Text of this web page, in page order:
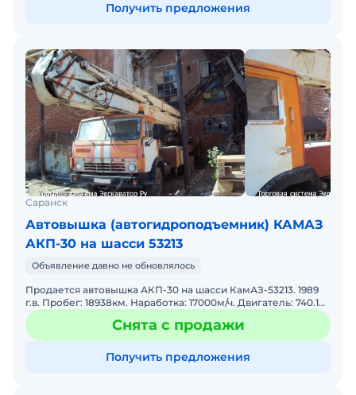
Получить предложения
Саранск
Автовышка (автогидроподъемник) КАМАЗ
АКП-30 на шасси 53213
Объявление давно не обновлялось
Продается автовышка АКП-30 на шасси КамАЗ-53213. 1989
г.в. Пробег: 18938км. Наработка: 17000м/ч. Двигатель: 740.10
/ 210л.с. Высота подъема люльки - 30м. Гру
Снята с продажи
Получить предложения